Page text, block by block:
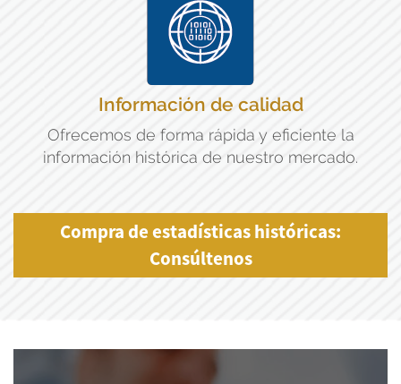
Información de calidad
Ofrecemos de forma rápida y eficiente la
información histórica de nuestro mercado.
Compra de estadísticas históricas:
Consúltenos